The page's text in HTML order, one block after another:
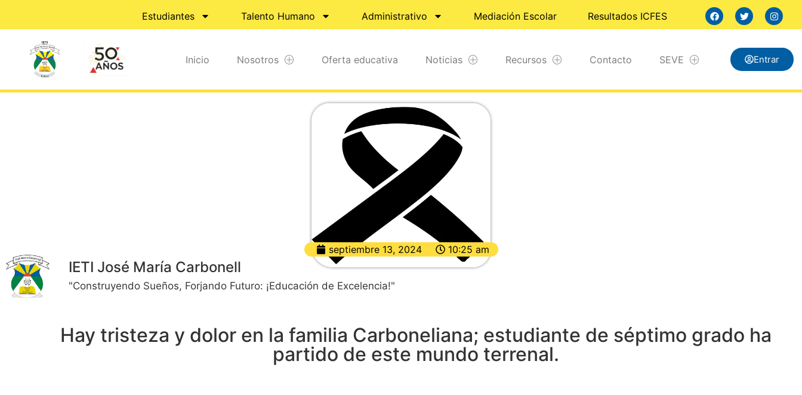
Estudiantes Talento Humano Administrativo Mediación Escolar Resultados ICFES
Inicio Nosotros Oferta educativa Noticias Recursos Contacto SEVE Entrar
septiembre 13, 2024 10:25 am
IETI José María Carbonell
"Construyendo Sueños, Forjando Futuro: ¡Educación de Excelencia!"
Hay tristeza y dolor en la familia Carboneliana; estudiante de séptimo grado ha
partido de este mundo terrenal.